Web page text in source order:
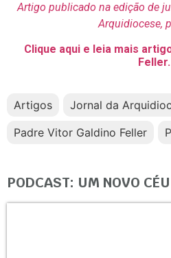
Artigo publicado na edição de
Arquidiocese,
Clique aqui e leia mais
Feller.
Artigos
Jornal da
Padre Vitor Galdino Feller
PODCAST: UM NOVO